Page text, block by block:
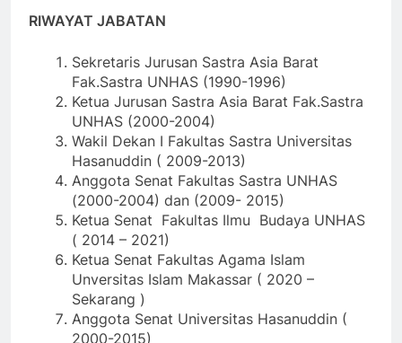
RIWAYAT JABATAN
Sekretaris Jurusan Sastra Asia Barat
Fak.Sastra UNHAS (1990-1996)
Ketua Jurusan Sastra Asia Barat Fak.Sastra
UNHAS (2000-2004)
Wakil Dekan I Fakultas Sastra Universitas
Hasanuddin ( 2009-2013)
Anggota Senat Fakultas Sastra UNHAS
(2000-2004) dan (2009- 2015)
Ketua Senat Fakultas Ilmu Budaya UNHAS
( 2014 – 2021)
Ketua Senat Fakultas Agama Islam
Unversitas Islam Makassar ( 2020 –
Sekarang )
Anggota Senat Universitas Hasanuddin (
2000-2015)